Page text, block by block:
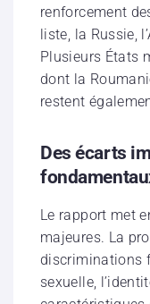
renforcement
liste, la Russie,
Plusieurs États
dont la
restent
Des écarts
Le rapport met
majeures. La
discriminations
sexuelle,